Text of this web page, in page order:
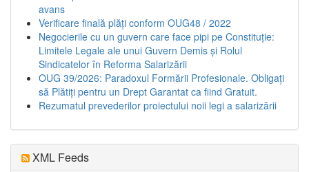
avans
Verificare finală plăți conform OUG48 / 2022
Negocierile cu un guvern care face pipi pe Constituție:
Limitele Legale ale unui Guvern Demis și Rolul
Sindicatelor în Reforma Salarizării
OUG 39/2026: Paradoxul Formării Profesionale. Obligați
să Plătiți pentru un Drept Garantat ca fiind Gratuit.
Rezumatul prevederilor proiectului noii legi a salarizării
XML Feeds